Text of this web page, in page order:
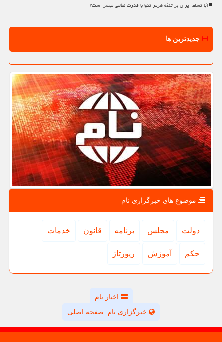
آیا تسلط ایران بر تنگه هرمز تنها با قدرت نظامی میسر است؟
جدیدترین ها
موضوع های خبرگزاری نام
دولت مجلس برنامه قانون خدمات
حكم آموزش رپورتاژ
اخبار نام
خبرگزاری نام: صفحه اصلی